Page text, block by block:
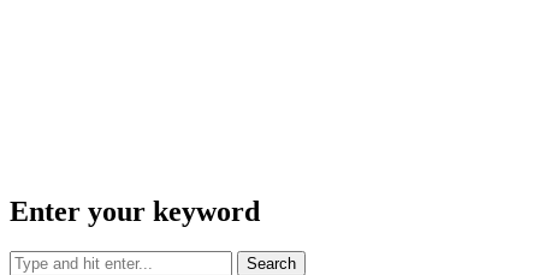
Enter your keyword
Search